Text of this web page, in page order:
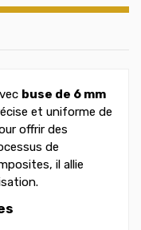
buse de 6 mm
et uniforme de
offrir des
de
il allie